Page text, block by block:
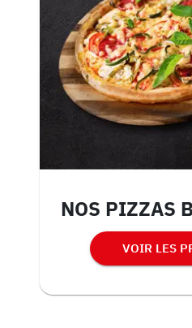
NOS PIZZAS
VOIR LES